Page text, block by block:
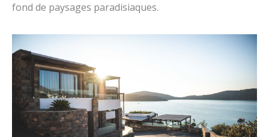
fond de paysages paradisiaques.